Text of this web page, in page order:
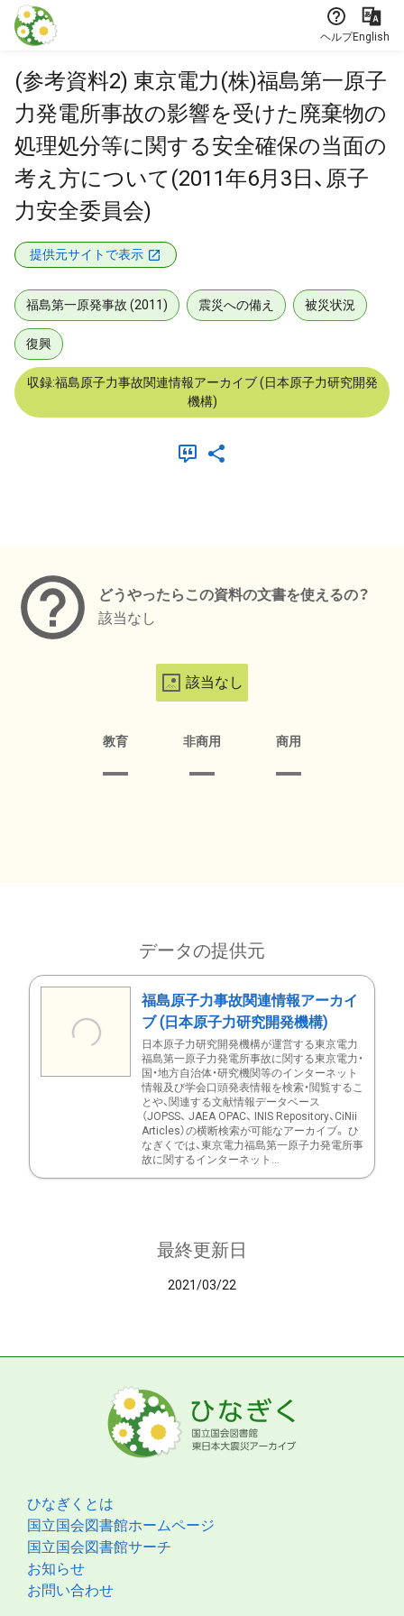
本文に飛ぶ
ヘルプEnglish
(参考資料2) 東京電力(株)福島第一原子
力発電所事故の影響を受けた廃棄物の
処理処分等に関する安全確保の当面の
考え方について(2011年6月3日、原子
力安全委員会)
提供元サイトで表示
福島第一原発事故 (2011) 震災への備え 被災状況
復興
収録:福島原子力事故関連情報アーカイブ (日本原子力研究開発
機構)
どうやったらこの資料の文書を使えるの？
該当なし
該当なし
教育 非商用 商用
データの提供元
福島原子力事故関連情報アーカイ
ブ (日本原子力研究開発機構)
日本原子力研究開発機構が運営する東京電力
福島第一原子力発電所事故に関する東京電力・
国・地方自治体・研究機関等のインターネット
情報及び学会口頭発表情報を検索・閲覧するこ
とや、関連する文献情報データベース
（JOPSS、 JAEA OPAC、 INIS Repository、CiNii
Articles）の横断検索が可能なアーカイブ。 ひ
なぎくでは、東京電力福島第一原子力発電所事
故に関するインターネット...
最終更新日
2021/03/22
ひなぎくとは
国立国会図書館ホームページ
国立国会図書館サーチ
お知らせ
お問い合わせ